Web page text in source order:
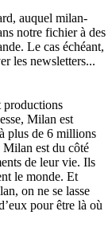
auquel milan-
notre fichier à des
Le cas échéant,
les newsletters...
productions
Milan est
plus de 6 millions
Milan est du côté
de leur vie. Ils
le monde. Et
on ne se lasse
pour être là où